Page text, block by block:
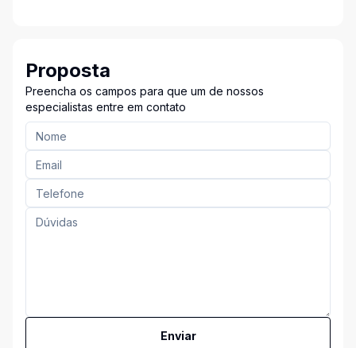
Proposta
Preencha os campos para que um de nossos
especialistas entre em contato
Enviar